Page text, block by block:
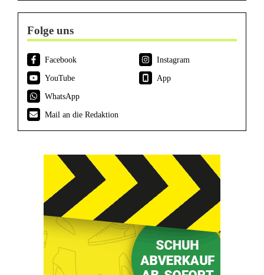
Folge uns
Facebook
Instagram
YouTube
App
WhatsApp
Mail an die Redaktion